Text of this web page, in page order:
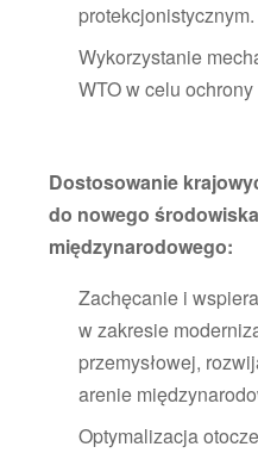
protekcjonistycznym.
Wykorzystanie
WTO w celu
Dostosowanie
do nowego
międzynarodowego:
Zachęcanie i
w zakresie
przemysłowej,
arenie
Optymalizacja